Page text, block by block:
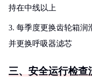
持在中线以上
3. 每季度更换齿轮箱润
并更换呼吸器滤芯
三、安全运行检查